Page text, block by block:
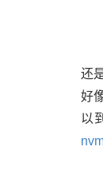
还
好
以到